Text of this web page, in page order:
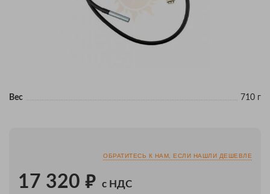
Вес 710 г
ОБРАТИТЕСЬ К НАМ, ЕСЛИ НАШЛИ ДЕШЕВЛЕ
17 320 ₽ с НДС